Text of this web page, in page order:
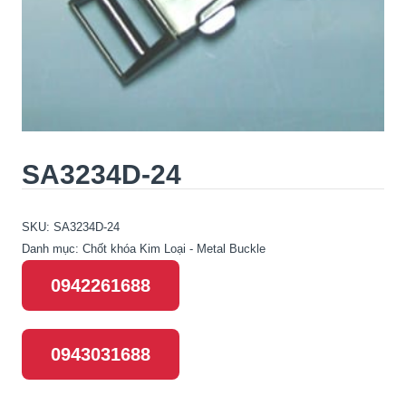
SA3234D-24
SKU: SA3234D-24
Danh mục: Chốt khóa Kim Loại - Metal Buckle
0942261688
0943031688